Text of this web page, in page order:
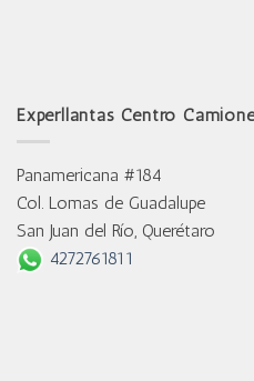
Experllantas Centro
Panamericana #184
Col. Lomas de Guadalupe
San Juan del Río, Querétaro
4272761811